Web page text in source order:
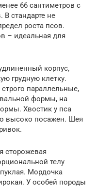
66 сантиметров с
стандарте не
роста псов.
– идеальная для
корпус,
грудную клетку.
параллельные,
формы, на
Хвостик у пса
высоко посажен. Шея
сторожевая
телу
Мордочка
У особей породы